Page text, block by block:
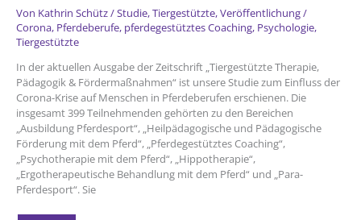
Von Kathrin Schütz/Studie,Tiergestützte,Veröffentlichung/
Corona, Pferdeberufe, pferdegestütztes Coaching, Psychologie,
Tiergestützte
In der aktuellen Ausgabe der Zeitschrift „Tiergestützte Therapie,
Pädagogik & Fördermaßnahmen“ ist unsere Studie zum Einfluss der
Corona-Krise auf Menschen in Pferdeberufen erschienen. Die
insgesamt 399 Teilnehmenden gehörten zu den Bereichen
„Ausbildung Pferdesport“, „Heilpädagogische und Pädagogische
Förderung mit dem Pferd“, „Pferdegestütztes Coaching“,
„Psychotherapie mit dem Pferd“, „Hippotherapie“,
„Ergotherapeutische Behandlung mit dem Pferd“ und „Para-
Pferdesport“. Sie